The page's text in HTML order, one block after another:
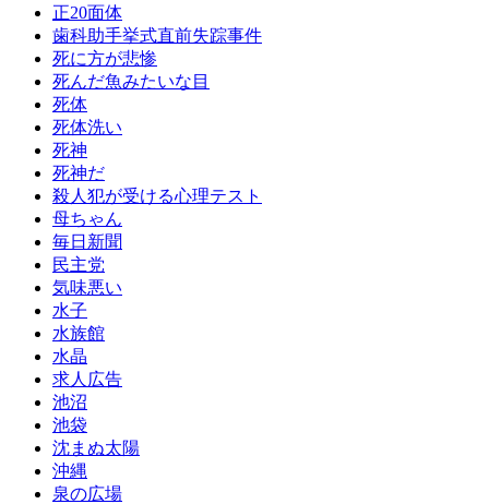
正20面体
歯科助手挙式直前失踪事件
死に方が悲惨
死んだ魚みたいな目
死体
死体洗い
死神
死神だ
殺人犯が受ける心理テスト
母ちゃん
毎日新聞
民主党
気味悪い
水子
水族館
水晶
求人広告
池沼
池袋
沈まぬ太陽
沖縄
泉の広場